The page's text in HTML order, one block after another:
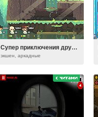
Супер приключения друзей: бои на арене
экшен, аркадные